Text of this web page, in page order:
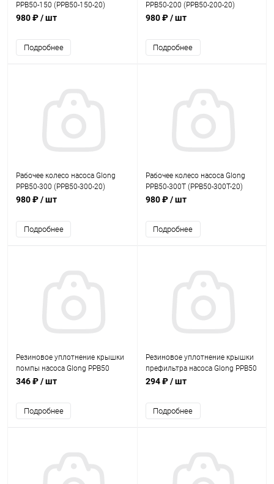
PPB50-150 (PPB50-150-20)
980 ₽/ шт
Подробнее
PPB50-200 (PPB50-200-20)
980 ₽/ шт
Подробнее
Рабочее колесо насоса Glong
PPB50-300 (PPB50-300-20)
980 ₽/ шт
Подробнее
Рабочее колесо насоса Glong
PPB50-300T (PPB50-300T-20)
980 ₽/ шт
Подробнее
Резиновое уплотнение крышки
помпы насоса Glong PPB50
(PPB050-22)
346 ₽/ шт
Подробнее
Резиновое уплотнение крышки
префильтра насоса Glong PPB50
(PPB050-03)
294 ₽/ шт
Подробнее